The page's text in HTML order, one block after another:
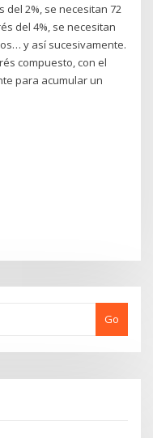
del 2%, se necesitan 72
del 4%, se necesitan
y así sucesivamente.
compuesto, con el
para acumular un
Go